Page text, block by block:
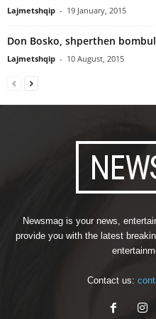
Lajmetshqip - 19 January, 2015
Don Bosko, shperthen
Lajmetshqip - 10 August, 2015
Newsmag is your news,
provide you with the latest
Contact us: